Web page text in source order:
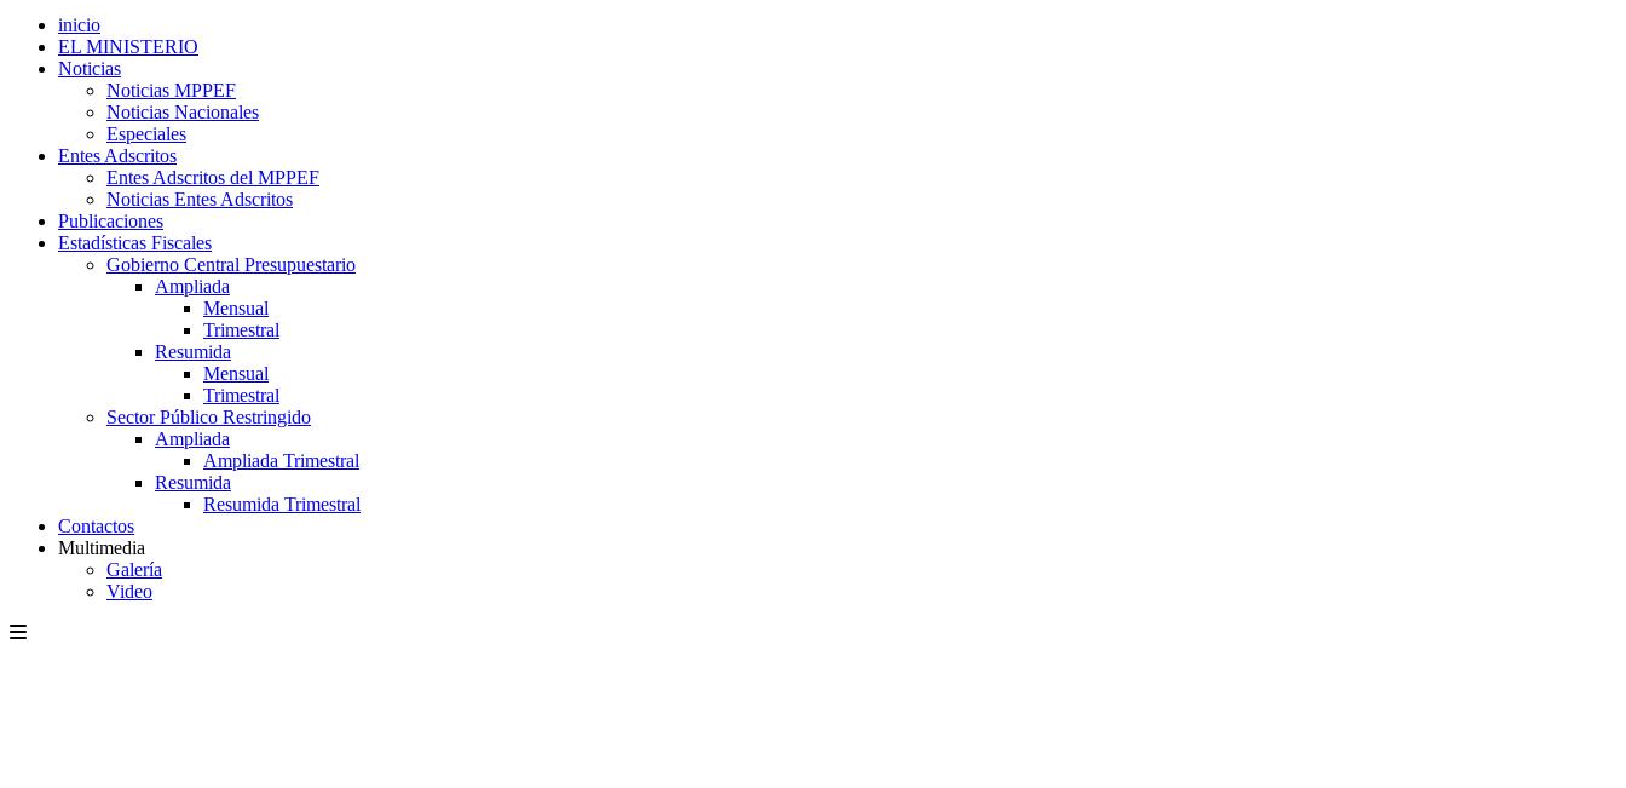
inicio
EL MINISTERIO
Noticias
Noticias MPPEF
Noticias Nacionales
Especiales
Entes Adscritos
Entes Adscritos del MPPEF
Noticias Entes Adscritos
Publicaciones
Estadísticas Fiscales
Gobierno Central Presupuestario
Ampliada
Mensual
Trimestral
Resumida
Mensual
Trimestral
Sector Público Restringido
Ampliada
Ampliada Trimestral
Resumida
Resumida Trimestral
Contactos
Multimedia
Galería
Video